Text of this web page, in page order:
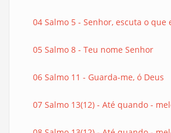
04 Salmo 5 - Senhor, escuta o que
05 Salmo 8 - Teu nome Senhor
06 Salmo 11 - Guarda-me, ó Deus
07 Salmo 13(12) - Até quando -